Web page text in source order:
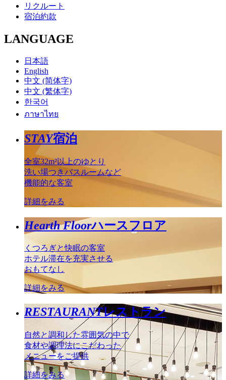
リクルート
宿泊約款
LANGUAGE
日本語
English
中文 (简体字)
中文 (繁体字)
한국어
ภาษาไทย
STAY宿泊
全室32m²以上のゆとり
洗い場つきバスルームなど
機能的な客室
詳細をみる
Hearth Floorハースフロア
くつろぎと快眠の客室
ホテル滞在を充実させる
おもてなし
詳細をみる
RESTAURANTレストラン
自然と調和した雰囲気の中で
食材や調理法にこだわった
メニューをご提供
詳細をみる